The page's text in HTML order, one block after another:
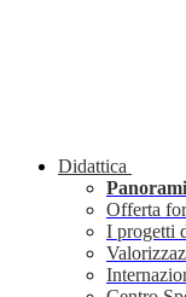
Didattica
Offerta
I progetti